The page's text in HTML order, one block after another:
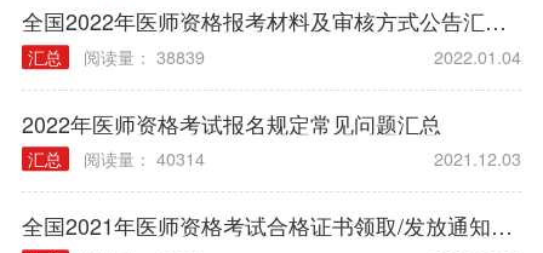
全国2022年医师资格报考材料及审核方式公告汇总（各考区）
汇总 阅读量： 38839 2022.01.04
2022年医师资格考试报名规定常见问题汇总
汇总 阅读量： 40314 2021.12.03
全国2021年医师资格考试合格证书领取/发放通知汇总